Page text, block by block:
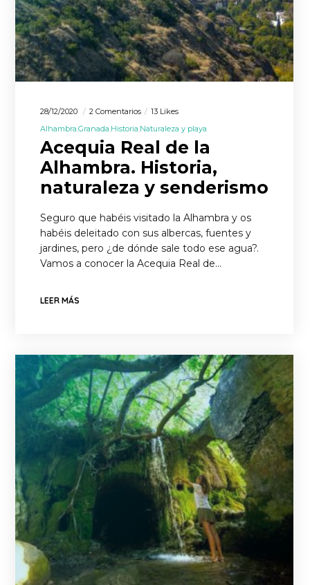
28/12/2020 2 Comentarios
13 Likes
Alhambra Granada Historia Naturaleza y playa
Acequia Real de la
Alhambra. Historia,
naturaleza y senderismo
Seguro que habéis visitado la Alhambra y os
habéis deleitado con sus albercas, fuentes y
jardines, pero ¿de dónde sale todo ese agua?.
Vamos a conocer la Acequia Real de…
LEER MÁS